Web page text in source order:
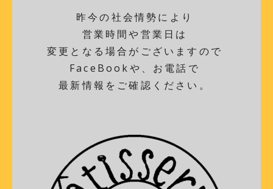
昨今の社会情勢により
営業時間や営業日は
変更となる場合がございますので
FaceBookや、お電話で
最新情報をご確認ください。